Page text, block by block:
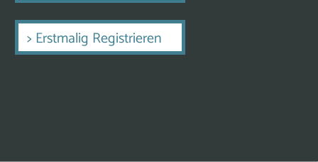
> Erstmalig Registrieren